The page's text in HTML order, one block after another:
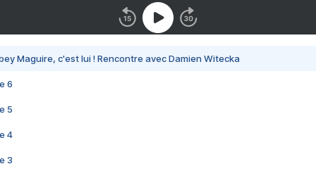
Maguire, c'est lui ! Rencontre avec Damien Witecka
6
5
4
3